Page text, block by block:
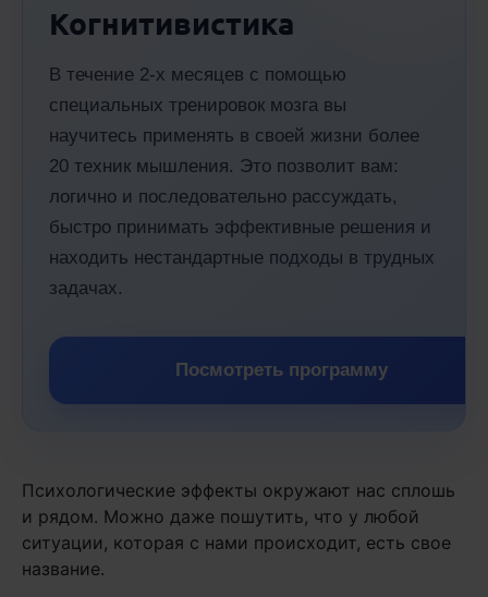
Когнитивистика
В течение 2-х месяцев с помощью
специальных тренировок мозга вы
научитесь применять в своей жизни более
20 техник мышления. Это позволит вам:
логично и последовательно рассуждать,
быстро принимать эффективные решения и
находить нестандартные подходы в трудных
задачах.
Посмотреть программу
Психологические эффекты окружают нас сплошь
и рядом. Можно даже пошутить, что у любой
ситуации, которая с нами происходит, есть свое
название.